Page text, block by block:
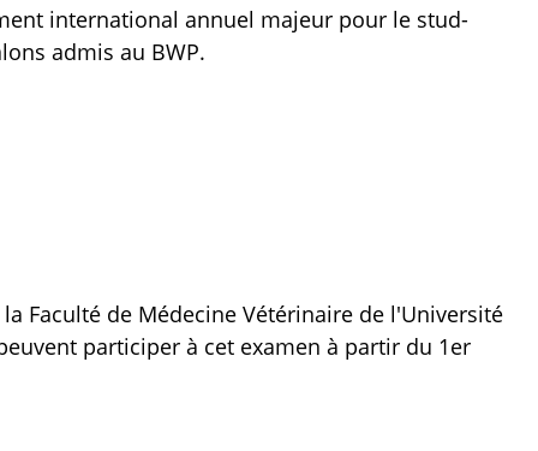
international annuel majeur pour le stud-
admis au BWP.
Faculté de Médecine Vétérinaire de l'Université
participer à cet examen à partir du 1er